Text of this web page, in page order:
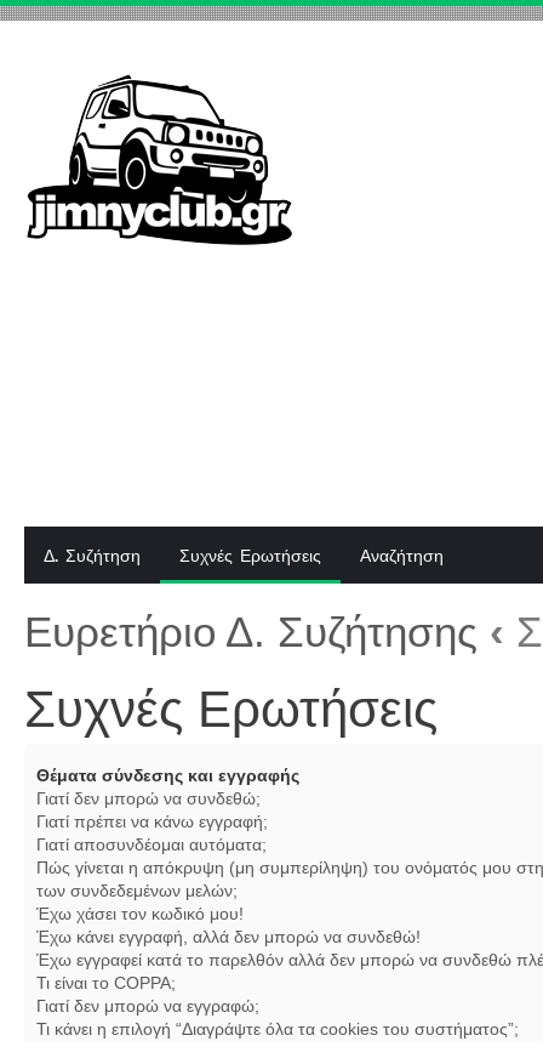
Δ. Συζήτηση Συχνές Ερωτήσεις Αναζήτηση
Ευρετήριο Δ. Συζήτησης ‹
Συχνές Ερωτήσεις
Θέματα σύνδεσης και εγγραφής
Γιατί δεν μπορώ να συνδεθώ;
Γιατί πρέπει να κάνω εγγραφή;
Γιατί αποσυνδέομαι αυτόματα;
Πώς γίνεται η απόκρυψη (μη συμπερίληψη) του ονόματός μου στη
των συνδεδεμένων μελών;
Έχω χάσει τον κωδικό μου!
Έχω κάνει εγγραφή, αλλά δεν μπορώ να συνδεθώ!
Έχω εγγραφεί κατά το παρελθόν αλλά δεν μπορώ να συνδεθώ
Τι είναι το COPPA;
Γιατί δεν μπορώ να εγγραφώ;
Τι κάνει η επιλογή “Διαγράψτε όλα τα cookies του συστήματος”;